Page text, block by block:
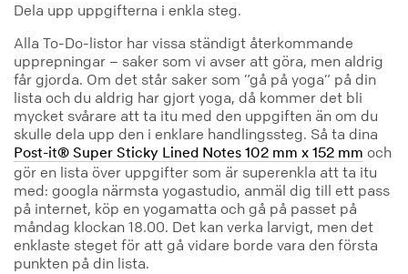
Dela upp uppgifterna i enkla steg.
Alla To-Do-listor har vissa ständigt återkommande
upprepningar – saker som vi avser att göra, men aldrig
får gjorda. Om det står saker som ”gå på yoga” på din
lista och du aldrig har gjort yoga, då kommer det bli
mycket svårare att ta itu med den uppgiften än om du
skulle dela upp den i enklare handlingssteg. Så ta dina
Post-it® Super Sticky Lined Notes 102 mm x 152 mm och
gör en lista över uppgifter som är superenkla att ta itu
med: googla närmsta yogastudio, anmäl dig till ett pass
på internet, köp en yogamatta och gå på passet på
måndag klockan 18.00. Det kan verka larvigt, men det
enklaste steget för att gå vidare borde vara den första
punkten på din lista.